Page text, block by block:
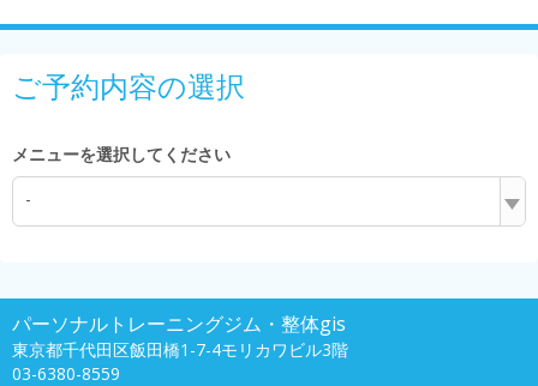
ご予約内容の選択
メニューを選択してください
-
パーソナルトレーニングジム・整体gis
東京都千代田区飯田橋1-7-4モリカワビル3階
03-6380-8559